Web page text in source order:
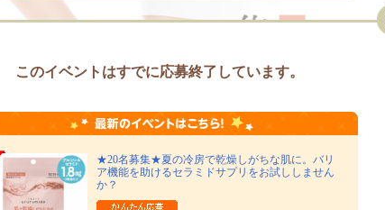
このイベントはすでに応募終了しています。
★20名募集★夏の冷房で乾燥しがちな肌に。バリ
ア機能を助けるセラミドサプリをお試ししません
か？